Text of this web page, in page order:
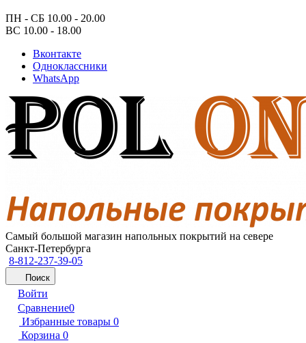
ПН - СБ 10.00 - 20.00
ВС 10.00 - 18.00
Вконтакте
Одноклассники
WhatsApp
Самый большой магазин напольных покрытий на севере
Санкт-Петербурга
8-812-237-39-05
Поиск
Войти
Сравнение0
Избранные товары 0
Корзина 0